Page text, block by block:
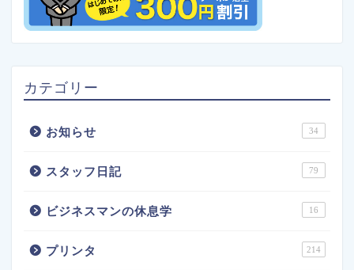
カテゴリー
お知らせ 34
スタッフ日記 79
ビジネスマンの休息学 16
プリンタ 214